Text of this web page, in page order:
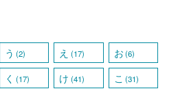
う (2) え (17) お (6)
く (17) け (41) こ (31)